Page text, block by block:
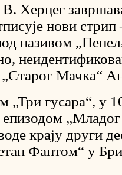
Херцег
нови
називом
Мачка“
„Три гусара“, у
„Младог
крају други
Фантом“ у